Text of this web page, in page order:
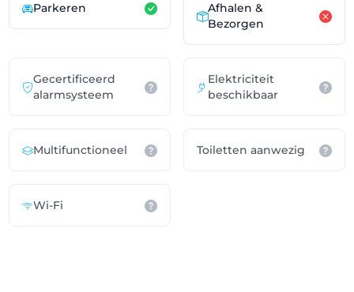
Parkeren
Afhalen &
Bezorgen
Gecertificeerd
alarmsysteem
Elektriciteit
beschikbaar
Multifunctioneel Toiletten aanwezig
Wi-Fi